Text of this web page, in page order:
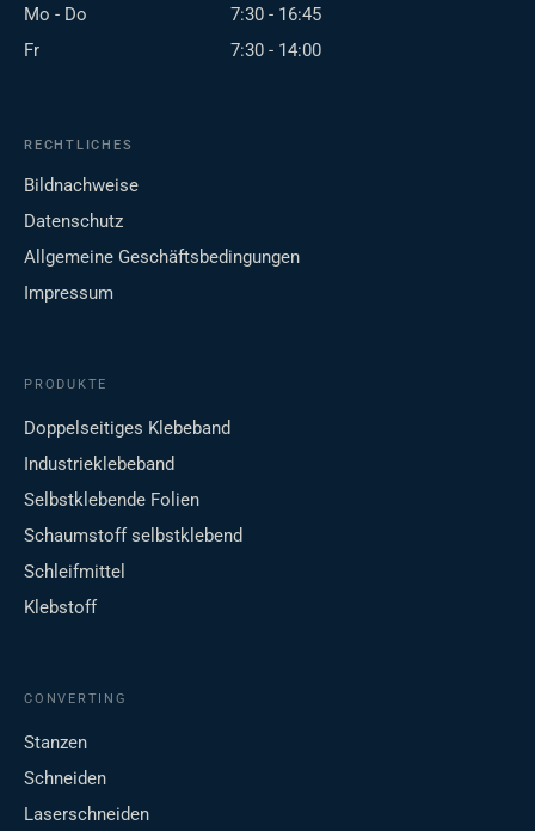
Mo - Do
7:30 - 16:45
Fr
7:30 - 14:00
RECHTLICHES
Bildnachweise
Datenschutz
Allgemeine Geschäftsbedingungen
Impressum
PRODUKTE
Doppelseitiges Klebeband
Industrieklebeband
Selbstklebende Folien
Schaumstoff selbstklebend
Schleifmittel
Klebstoff
CONVERTING
Stanzen
Schneiden
Laserschneiden